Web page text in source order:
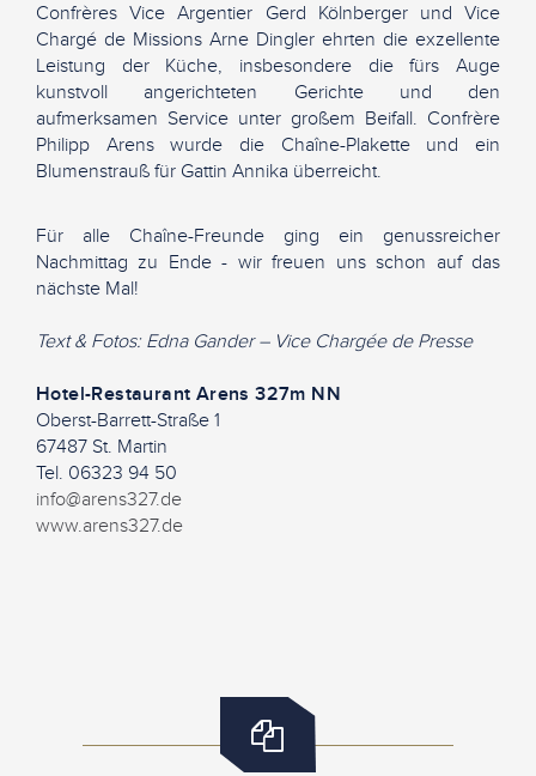
Confrères Vice Argentier Gerd Kölnberger und Vice
Chargé de Missions Arne Dingler ehrten die exzellente
Leistung der Küche, insbesondere die fürs Auge
kunstvoll angerichteten Gerichte und den
aufmerksamen Service unter großem Beifall. Confrère
Philipp Arens wurde die Chaîne-Plakette und ein
Blumenstrauß für Gattin Annika überreicht.
Für alle Chaîne-Freunde ging ein genussreicher
Nachmittag zu Ende - wir freuen uns schon auf das
nächste Mal!
Text & Fotos: Edna Gander – Vice Chargée de Presse
Hotel-Restaurant Arens 327m NN
Oberst-Barrett-Straße 1
67487 St. Martin
Tel. 06323 94 50
info@arens327.de
www.arens327.de